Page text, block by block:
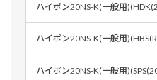
ハイポン20NS-K(一般用
ハイポン20NS-K(一般用
ハイポン20NS-K(一般用